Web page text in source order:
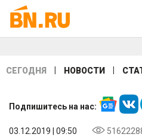
СЕГОДНЯ НОВОСТИ
Подпишитесь на нас:
03.12.2019 | 09:50